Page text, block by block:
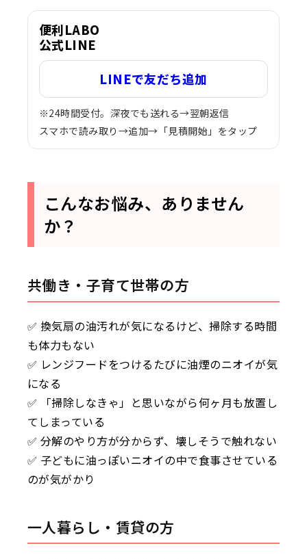
便利LABO
公式LINE
LINEで友だち追加
※24時間受付。深夜でも送れる→翌朝返信
スマホで読み取り→追加→「見積開始」をタップ
こんなお悩み、ありません
か？
共働き・子育て世帯の方
✅ 換気扇の油汚れが気になるけど、掃除する時間
も体力もない
✅ レンジフードをつけるたびに油煙のニオイが気
になる
✅ 「掃除しなきゃ」と思いながら何ヶ月も放置し
てしまっている
✅ 分解のやり方が分からず、壊しそうで触れない
✅ 子どもに油っぽいニオイの中で食事させている
のが気がかり
一人暮らし・賃貸の方